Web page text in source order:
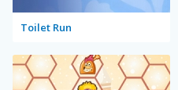
Toilet Run